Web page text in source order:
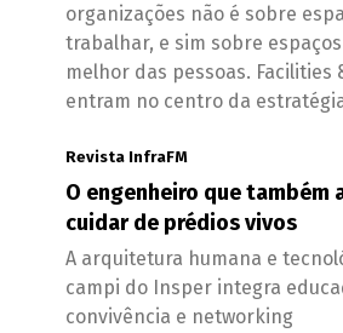
organizações não é sobre
trabalhar, e sim sobre
melhor das pessoas. Facilities
entram no centro da
Revista InfraFM
O engenheiro que também
cuidar de prédios vivos
A arquitetura humana e
campi do Insper integra
convivência e networking